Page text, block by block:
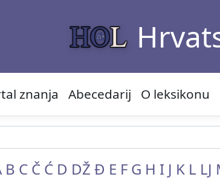
znanja Abecedarij O leksikonu
B C Č Ć D DŽ Đ E F G H I J K L LJ